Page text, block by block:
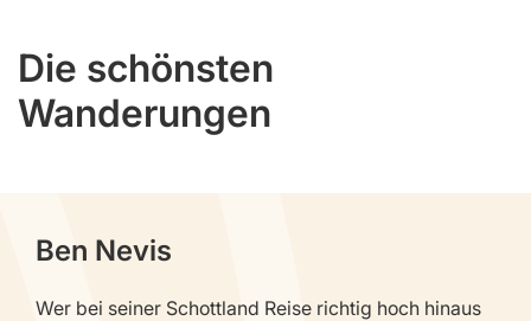
Die schönsten
Wanderungen
Ben Nevis
Wer bei seiner Schottland Reise richtig hoch hinaus